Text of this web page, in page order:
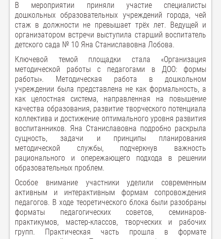
В мероприятии приняли участие специалисты
дошкольных образовательных учреждений города, чей
стаж в должности не превышает трёх лет. Ведущей и
организатором встречи выступила старший воспитатель
детского сада № 10 Яна Станиславовна Лобова.
Ключевой темой площадки стала «Организация
методической работы с педагогами в ДОО: формы
работы». Методическая работа в дошкольном
учреждении была представлена не как формальность, а
как целостная система, направленная на повышение
качества образования, развитие творческого потенциала
коллектива и достижение оптимального уровня развития
воспитанников. Яна Станиславовна подробно раскрыла
сущность, задачи и принципы планирования
методической службы, подчеркнув важность
рационального и опережающего подхода в решении
образовательных проблем.
Особое внимание участники уделили современным
активным и интерактивным формам сопровождения
педагогов. В ходе теоретического блока были разобраны
форматы педагогических советов, семинаров-
практикумов, мастер-классов, творческих и рабочих
групп. Практическая часть прошла в формате